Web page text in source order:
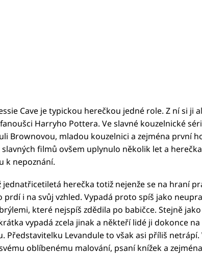
Cave je typickou herečkou jedné role. Z ní si ji
Harryho Pottera. Ve slavné kouzelnické
Brownovou, mladou kouzelnici a zejména první
slavných filmů ovšem uplynulo několik let a
k nepoznání.
jednatřicetiletá herečka totiž nejenže se na hraní
prdí i na svůj vzhled. Vypadá proto spíš jako
které nejspíš zdědila po babičce. Stejně
vypadá zcela jinak a někteří lidé ji dokonce
Představitelku Levandule to však asi příliš
oblíbenému malování, psaní knížek a